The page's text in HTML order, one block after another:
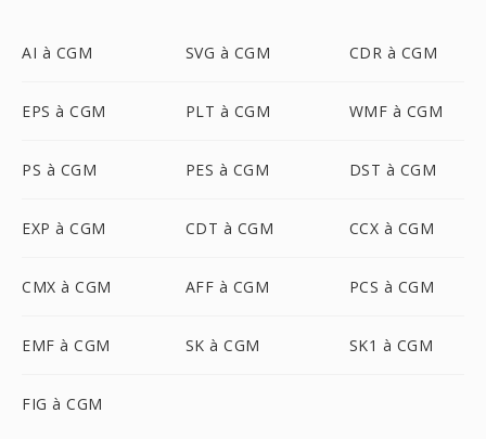
AI à CGM SVG à CGM CDR à CGM
EPS à CGM PLT à CGM WMF à CGM
PS à CGM PES à CGM DST à CGM
EXP à CGM CDT à CGM CCX à CGM
CMX à CGM AFF à CGM PCS à CGM
EMF à CGM SK à CGM SK1 à CGM
FIG à CGM